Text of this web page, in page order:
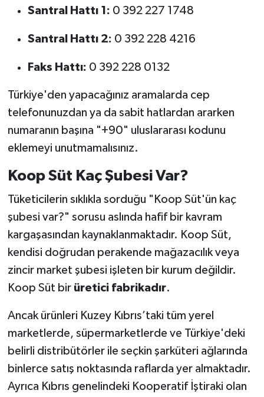
Santral Hattı 1: 0 392 227 1748
Santral Hattı 2: 0 392 228 4216
Faks Hattı: 0 392 228 0132
Türkiye'den yapacağınız aramalarda cep
telefonunuzdan ya da sabit hatlardan ararken
numaranın başına "+90" uluslararası kodunu
eklemeyi unutmamalısınız.
Koop Süt Kaç Şubesi Var?
Tüketicilerin sıklıkla sorduğu "Koop Süt'ün kaç
şubesi var?" sorusu aslında hafif bir kavram
kargaşasından kaynaklanmaktadır. Koop Süt,
kendisi doğrudan perakende mağazacılık veya
zincir market şubesi işleten bir kurum değildir.
Koop Süt bir üretici fabrikadır.
Ancak ürünleri Kuzey Kıbrıs’taki tüm yerel
marketlerde, süpermarketlerde ve Türkiye'deki
belirli distribütörler ile seçkin şarküteri ağlarında
binlerce satış noktasında raflarda yer almaktadır.
Ayrıca Kıbrıs genelindeki Kooperatif İştiraki olan